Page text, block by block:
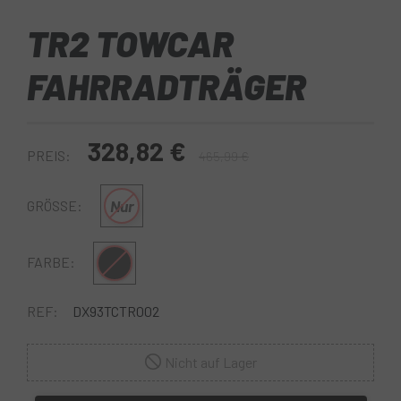
TR2 TOWCAR
FAHRRADTRÄGER
PREIS: 328,82 €
GRÖSSE: Nur
FARBE: Multi
REF: DX93TCTR002